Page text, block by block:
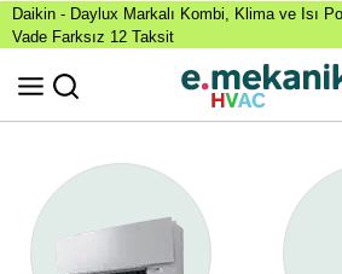
Daikin - Daylux Markalı Kombi, Klima ve Isı
Vade Farksız 12 Taksit